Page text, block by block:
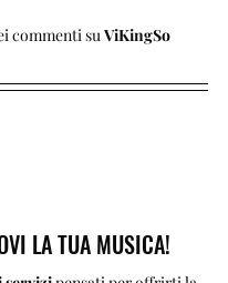
commenti su ViKingSo
LA TUA MUSICA!